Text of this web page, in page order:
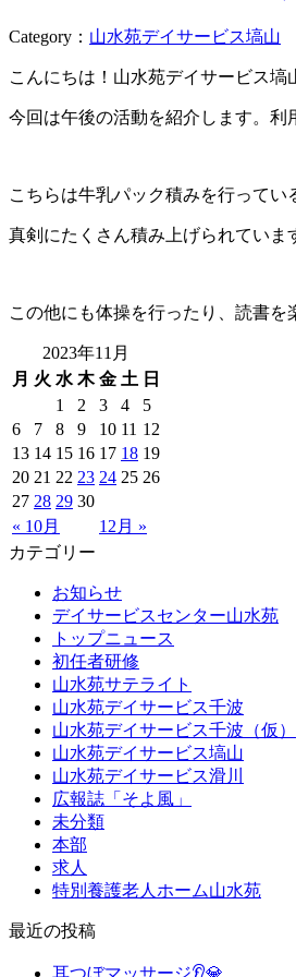
Category ： 山水苑デイサービス塙山
こんにちは！山水苑デイサービス塙
今回は午後の活動を紹介します。利
こちらは牛乳パック積みを行ってい
真剣にたくさん積み上げられていま
この他にも体操を行ったり、読書
2023年11月
月 火 水 木 金 土 日
« 10月 12月 »
1 2 3 4
5
6
7 8 9 10 11 12
13 14 15 16 17 18 19
20 21 22 23 24 25 26
27 28 29 30
カテゴリー
お知らせ
デイサービスセンター山水苑
トップニュース
初任者研修
山水苑サテライト
山水苑デイサービス千波
山水苑デイサービス千波（仮）
山水苑デイサービス塙山
山水苑デイサービス滑川
広報誌「そよ風」
未分類
本部
求人
特別養護老人ホーム山水苑
最近の投稿
耳つぼマッサージ👂💎